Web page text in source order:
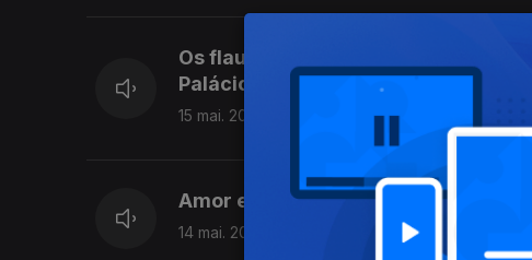
Os flautistas Nuno Inácio e Vicens
Palácio Foz.
15 mai. 2015
Amor e Informação, no Teatro
14 mai. 2015